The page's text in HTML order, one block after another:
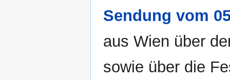
Sendung vom
aus Wien über
sowie über die